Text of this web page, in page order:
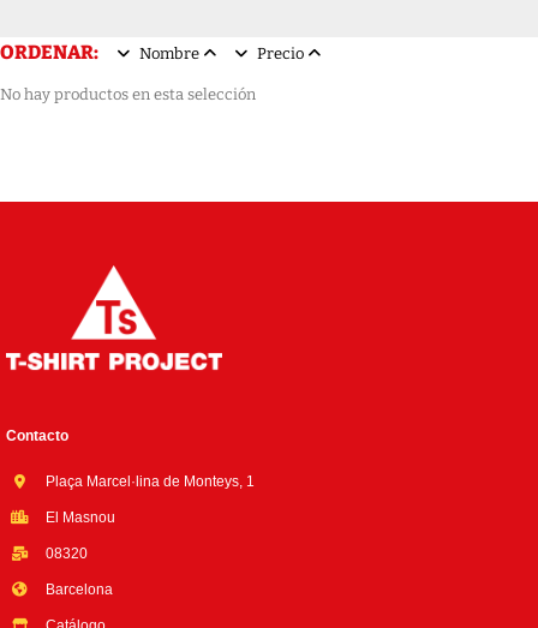
ORDENAR: Nombre Precio
No hay productos en esta selección
Contacto
Plaça Marcel·lina de Monteys, 1
El Masnou
08320
Barcelona